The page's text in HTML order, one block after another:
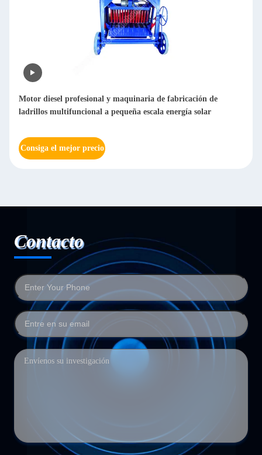
fabricación de
energía solar
Máquina automática de pulido de chapa
lija pulido de chapa de acero inoxidable
Contacto